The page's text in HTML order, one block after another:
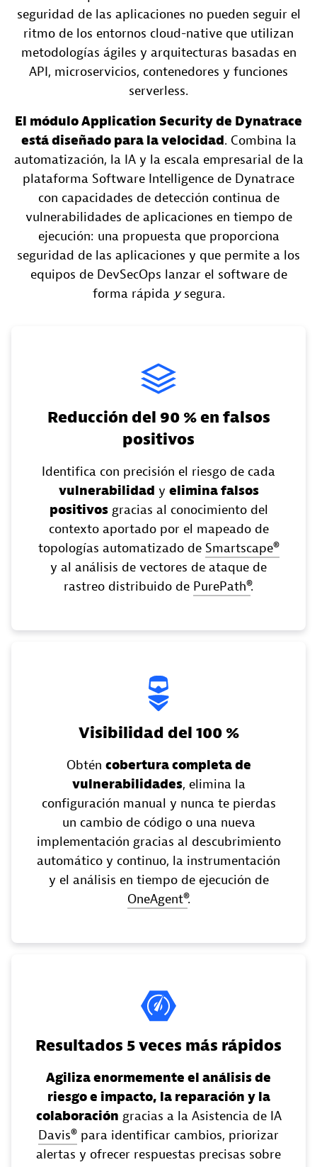
seguridad de las aplicaciones no pueden seguir el
ritmo de los entornos cloud-native que utilizan
metodologías ágiles y arquitecturas basadas en
API, microservicios, contenedores y funciones
serverless.
El módulo Application Security de Dynatrace
está diseñado para la velocidad. Combina la
automatización, la IA y la escala empresarial de la
plataforma Software Intelligence de Dynatrace
con capacidades de detección continua de
vulnerabilidades de aplicaciones en tiempo de
ejecución: una propuesta que proporciona
seguridad de las aplicaciones y que permite a los
equipos de DevSecOps lanzar el software de
forma rápida ysegura.
Reducción del 90 % en falsos
positivos
Identifica con precisión el riesgo de cada
vulnerabilidad y elimina falsos
positivosgracias al conocimiento del
contexto aportado por el mapeado de
topologías automatizado de Smartscape®
y al análisis de vectores de ataque de
rastreo distribuido de PurePath®.
Visibilidad del 100 %
Obtén cobertura completa de
vulnerabilidades, elimina la
configuración manual y nunca te pierdas
un cambio de código o una nueva
implementación gracias al descubrimiento
automático y continuo, la instrumentación
y el análisis en tiempo de ejecución de
OneAgent®.
Resultados 5 veces más rápidos
Agiliza enormemente el análisis de
riesgo e impacto, la reparación y la
colaboración gracias a la Asistencia de IA
Davis® para identificar cambios, priorizar
alertas y ofrecer respuestas precisas sobre